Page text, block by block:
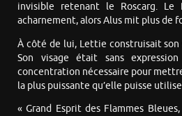
invisible retenant le Roscarg. Le
acharnement, alors Alus mit plus de
À côté de lui, Lettie construisait son
Son visage était sans
concentration nécessaire pour
la plus puissante qu’elle puisse
« Grand Esprit des Flammes